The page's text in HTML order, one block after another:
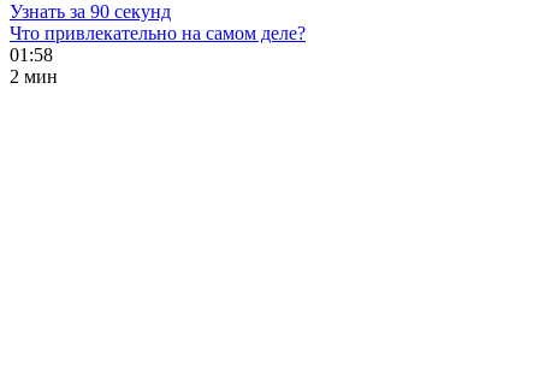
Узнать за 90 секунд
Что привлекательно на самом деле?
01:58
2 мин